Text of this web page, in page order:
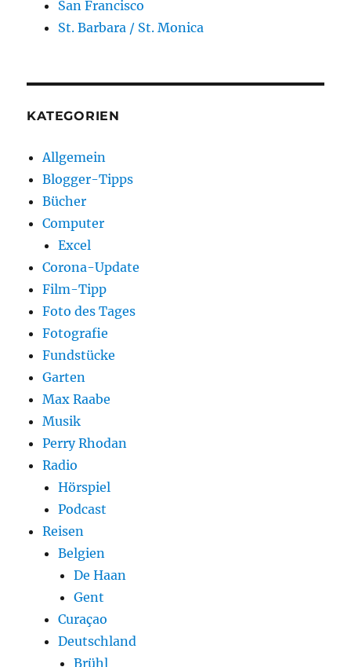
San Francisco
St. Barbara / St. Monica
KATEGORIEN
Allgemein
Blogger-Tipps
Bücher
Computer
Excel
Corona-Update
Film-Tipp
Foto des Tages
Fotografie
Fundstücke
Garten
Max Raabe
Musik
Perry Rhodan
Radio
Hörspiel
Podcast
Reisen
Belgien
De Haan
Gent
Curaçao
Deutschland
Brühl